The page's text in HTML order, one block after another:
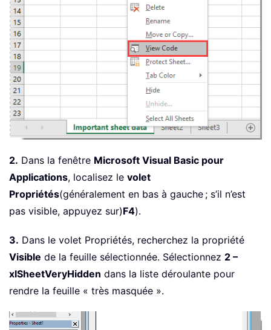
2. Dans la fenêtre Microsoft Visual Basic pour
Applications, localisez le volet
Propriétés(généralement en bas à gauche ; s’il n’est
pas visible, appuyez sur)F4).
3. Dans le volet Propriétés, recherchez la propriété
Visible de la feuille sélectionnée. Sélectionnez 2 –
xlSheetVeryHidden dans la liste déroulante pour
rendre la feuille « très masquée ».